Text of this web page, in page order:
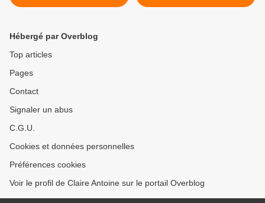
tu chercher là ??????
Françoise Thébaud >
Hébergé par Overblog
Top articles
Pages
Contact
Signaler un abus
C.G.U.
Cookies et données personnelles
Préférences cookies
Voir le profil de Claire Antoine sur le portail Overblog